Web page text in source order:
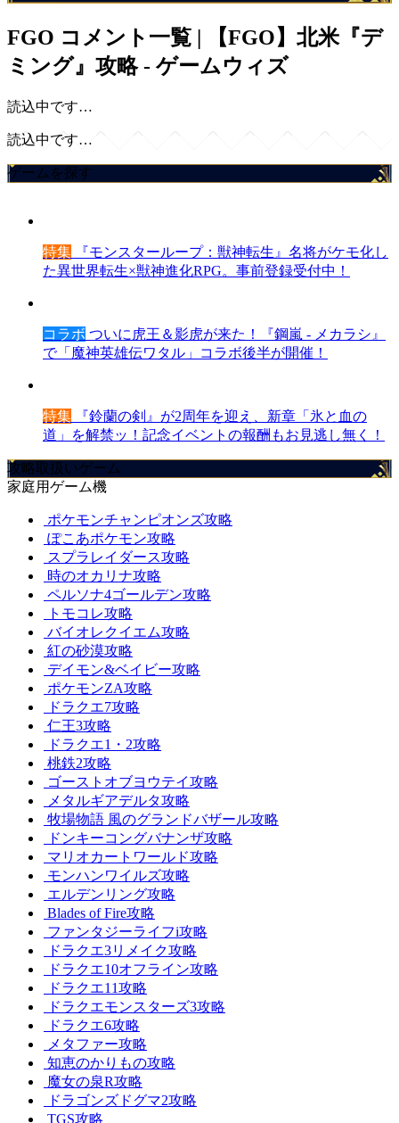
FGO コメント一覧 | 【FGO】北米『デ
ミング』攻略 - ゲームウィズ
読込中です…
読込中です…
ゲームを探す
特集 『モンスターループ：獣神転生』名将がケモ化し
た異世界転生×獣神進化RPG。事前登録受付中！
コラボ ついに虎王＆影虎が来た！『鋼嵐 - メカラシ』
で「魔神英雄伝ワタル」コラボ後半が開催！
特集 『鈴蘭の剣』が2周年を迎え、新章「氷と血の
道」を解禁ッ！記念イベントの報酬もお見逃し無く！
攻略取扱いゲーム
家庭用ゲーム機
ポケモンチャンピオンズ攻略
ぽこあポケモン攻略
スプラレイダース攻略
時のオカリナ攻略
ペルソナ4ゴールデン攻略
トモコレ攻略
バイオレクイエム攻略
紅の砂漠攻略
デイモン&ベイビー攻略
ポケモンZA攻略
ドラクエ7攻略
仁王3攻略
ドラクエ1・2攻略
桃鉄2攻略
ゴーストオブヨウテイ攻略
メタルギアデルタ攻略
牧場物語 風のグランドバザール攻略
ドンキーコングバナンザ攻略
マリオカートワールド攻略
モンハンワイルズ攻略
エルデンリング攻略
Blades of Fire攻略
ファンタジーライフi攻略
ドラクエ3リメイク攻略
ドラクエ10オフライン攻略
ドラクエ11攻略
ドラクエモンスターズ3攻略
ドラクエ6攻略
メタファー攻略
知恵のかりもの攻略
魔女の泉R攻略
ドラゴンズドグマ2攻略
TGS攻略